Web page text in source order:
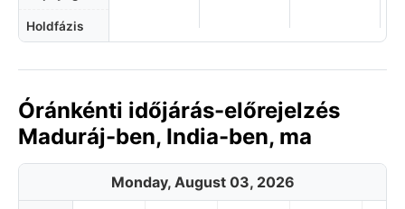
Holdfázis
Óránkénti időjárás-előrejelzés
Maduráj-ben, India-ben, ma
Monday, August 03, 2026